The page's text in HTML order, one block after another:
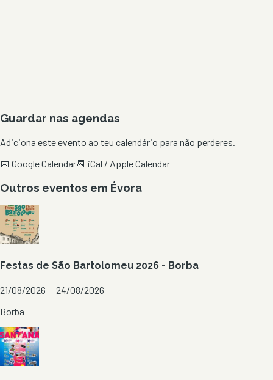
Guardar nas agendas
Adiciona este evento ao teu calendário para não perderes.
📅 Google Calendar📆 iCal / Apple Calendar
Outros eventos em Évora
Festas de São Bartolomeu 2026 - Borba
21/08/2026 — 24/08/2026
Borba